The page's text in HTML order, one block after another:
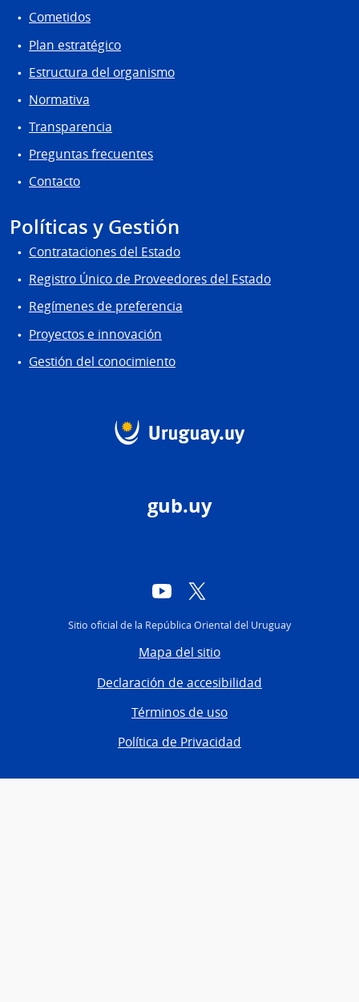
Cometidos
Plan estratégico
Estructura del organismo
Normativa
Transparencia
Preguntas frecuentes
Contacto
Políticas y Gestión
Contrataciones del Estado
Registro Único de Proveedores del Estado
Regímenes de preferencia
Proyectos e innovación
Gestión del conocimiento
gub.uy
YouTube
Sitio oficial de la República Oriental del Uruguay
Mapa del sitio
Declaración de accesibilidad
Términos de uso
Política de Privacidad